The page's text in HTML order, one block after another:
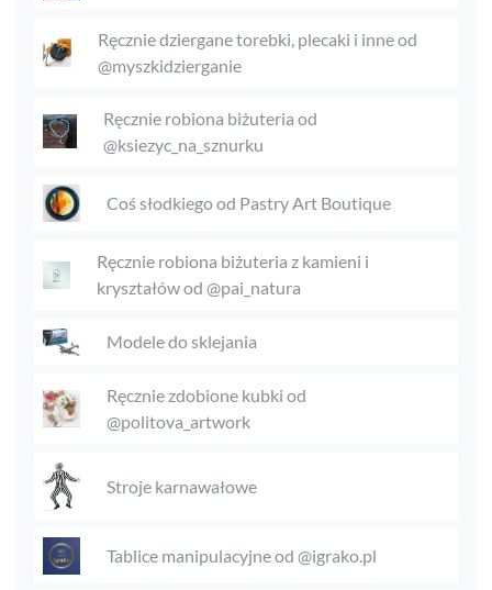
Ręcznie dziergane torebki, plecaki i inne od
@myszkidzierganie
Ręcznie robiona biżuteria od
@ksiezyc_na_sznurku
Coś słodkiego od Pastry Art Boutique
Ręcznie robiona biżuteria z kamieni i
kryształów od @pai_natura
Modele do sklejania
Ręcznie zdobione kubki od
@politova_artwork
Stroje karnawałowe
Tablice manipulacyjne od @igrako.pl